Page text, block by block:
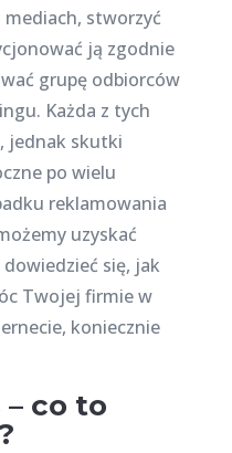
mediach, stworzyć
ją zgodnie
grupę odbiorców
Każda z tych
jednak skutki
po wielu
reklamowania
uzyskać
dowiedzieć się, jak
Twojej firmie w
koniecznie
co to